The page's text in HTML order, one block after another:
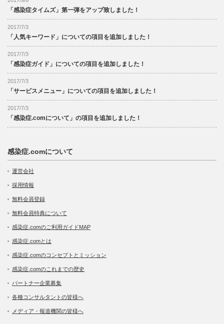
「感染症タイムズ」第一弾をアップ致しました！
2017/7/3
「人気キーワード」についての項目を追加しました！
2017/7/3
「感染症ガイド」についての項目を追加しました！
2017/7/3
「サービスメニュー」についての項目を追加しました！
2017/7/3
「感染症.comについて」の項目を追加しました！
感染症.comについて
運営会社
採用情報
無料会員登録
無料会員特典について
感染症.comのご利用ガイドMAP
感染症.comとは
感染症.comのコンセプトとミッション
感染症.comのこれまでの歴史
パートナー企業募集
各種コンサルタントの皆様へ
メディア・報道機関の皆様へ